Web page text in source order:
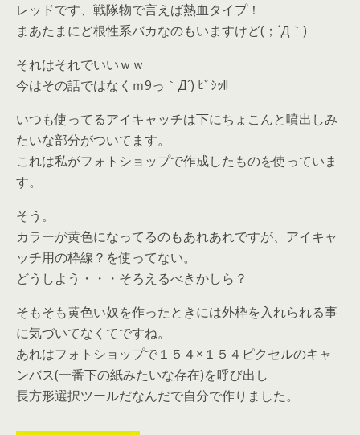
レッドです、戦隊物で言えば熱血タイプ！
まあたまにど根性系バカなのもいますけど(；´Д｀)
それはそれでいいｗｗ
今はその話ではなくｍ9っ｀Д´) ﾋﾞｼｯ!!
いつも使ってるアイキャッチは下にちょこんと噴出しみ
たいな部分がついてます。
これは私がフォトショップで作成したものを使っていま
す。
そう。
カラーが黄色になってるのもあれあれですが、アイキャ
ッチ用の枠線？を使ってない。
どうしよう・・・そろえるべきかしら？
そもそも黄色い奴を作ったときには外枠を入れられる事
に気づいてなくてですね。
あれはフォトショップで１５４×１５４ピクセルのキャ
ンバス(一番下の紙みたいな存在)を呼び出し
長方形選択ツールだなんだで自分で作りました。